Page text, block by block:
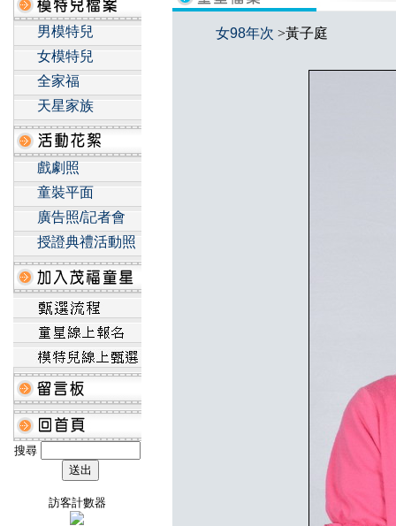
男模特兒
女模特兒
全家福
天星家族
戲劇照
童裝平面
廣告照/記者會
授證典禮活動照
搜尋
訪客計數器
女98年次 >黃子庭